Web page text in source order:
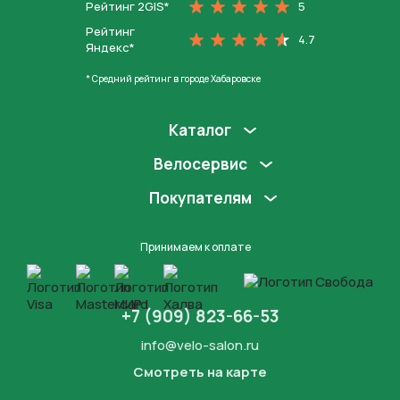
Рейтинг 2GIS*
5
Рейтинг
Яндекс*
4.7
* Средний рейтинг в городе Хабаровске
Каталог
Велосервис
Покупателям
Принимаем к оплате
+7 (909) 823-66-53
info@velo-salon.ru
Смотреть на карте